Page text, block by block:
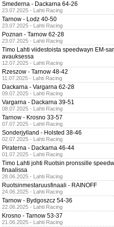
Smederna - Dackarna 64-26
23.07.2025 - Lahti Racing
Tarnow - Lodz 40-50
23.07.2025 - Lahti Racing
Poznan - Tarnow 62-28
23.07.2025 - Lahti Racing
Timo Lahti viidestoista speedwayn EM-
avauksessa
12.07.2025 - Lahti Racing
Rzeszow - Tarnow 48-42
11.07.2025 - Lahti Racing
Dackarna - Vargarna 62-28
09.07.2025 - Lahti Racing
Vargarna - Dackarna 39-51
08.07.2025 - Lahti Racing
Tarnow - Krosno 33-57
07.07.2025 - Lahti Racing
Sonderjylland - Holsted 38-46
02.07.2025 - Lahti Racing
Piraterna - Dackarna 46-44
01.07.2025 - Lahti Racing
Timo Lahti johti Ruotsin pronssille
finaalissa
28.06.2025 - Lahti Racing
Ruotsinmestaruusfinaali - RAINOFF
24.06.2025 - Lahti Racing
Tarnow - Bydgoszcz 54-36
22.06.2025 - Lahti Racing
Krosno - Tarnow 53-37
21.06.2025 - Lahti Racing